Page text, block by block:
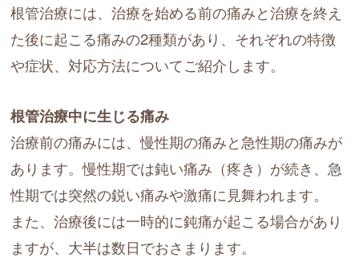
根管治療には、治療を始める前の痛みと治療を終え
た後に起こる痛みの2種類があり、それぞれの特徴
や症状、対応方法についてご紹介します。
根管治療中に生じる痛み
治療前の痛みには、慢性期の痛みと急性期の痛みが
あります。慢性期では鈍い痛み（疼き）が続き、急
性期では突然の鋭い痛みや激痛に見舞われます。
また、治療後には一時的に鈍痛が起こる場合があり
ますが、大半は数日でおさまります。